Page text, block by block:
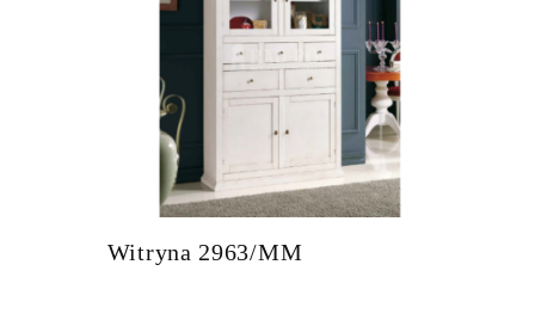
Witryna 2963/MM